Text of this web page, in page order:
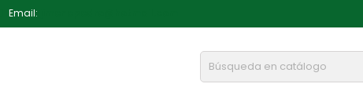
Email: